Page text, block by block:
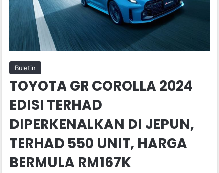
Buletin
TOYOTA GR COROLLA 2024
EDISI TERHAD
DIPERKENALKAN DI JEPUN,
TERHAD 550 UNIT, HARGA
BERMULA RM167K